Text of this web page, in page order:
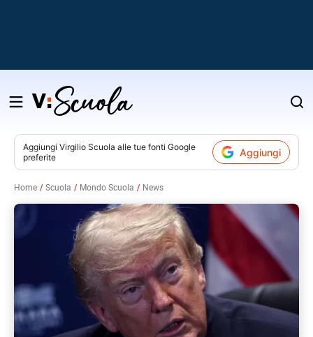
Salta
contenuto
Aggiungi Virgilio Scuola alle tue fonti Google
preferite
Aggiungi
Home Scuola Mondo Scuola News